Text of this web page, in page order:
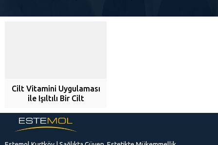
Cilt Vitamini Uygulaması
ile Işıltılı Bir Cilt